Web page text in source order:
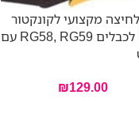
מקצועי לקונקטור
BNC לכבלים RG58, RG59 עם
₪129.00